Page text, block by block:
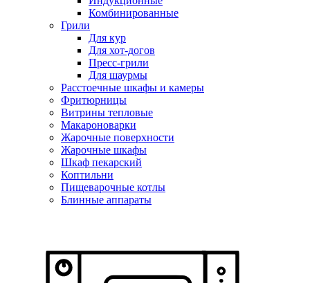
Комбинированные
Грили
Для кур
Для хот-догов
Пресс-грили
Для шаурмы
Расстоечные шкафы и камеры
Фритюрницы
Витрины тепловые
Макароноварки
Жарочные поверхности
Жарочные шкафы
Шкаф пекарский
Коптильни
Пищеварочные котлы
Блинные аппараты